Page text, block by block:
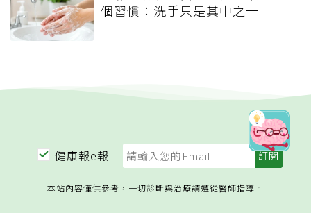
個習慣：洗手只是其中之一
健康報e報
本站內容僅供參考，一切診斷與治療請遵從醫師指導。